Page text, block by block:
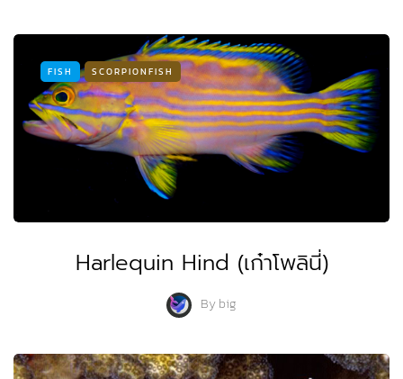
FISH SCORPIONFISH
Harlequin Hind (เก๋าโพลินี่)
Bybig